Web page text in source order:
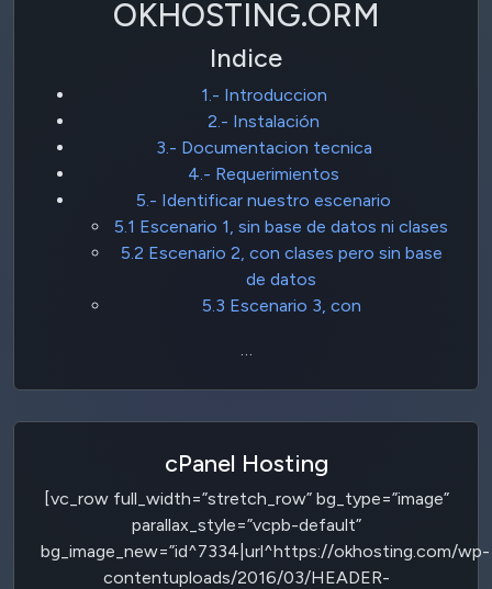
OKHOSTING.ORM
Indice
1.- Introduccion
2.- Instalación
3.- Documentacion tecnica
4.- Requerimientos
5.- Identificar nuestro escenario
5.1 Escenario 1, sin base de datos ni clases
5.2 Escenario 2, con clases pero sin base
de datos
5.3 Escenario 3, con
…
cPanel Hosting
[vc_row full_width=”stretch_row” bg_type=”image”
parallax_style=”vcpb-default”
bg_image_new=”id^7334|url^https://okhosting.com/wp-
contentuploads/2016/03/HEADER-